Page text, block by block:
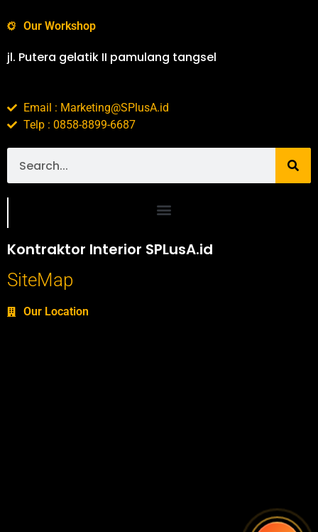
Our Workshop
jl. Putera gelatik II pamulang tangsel
Email : Marketing@SPlusA.id
Telp : 0858-8899-6687
Kontraktor Interior SPLusA.id
SiteMap
Our Location